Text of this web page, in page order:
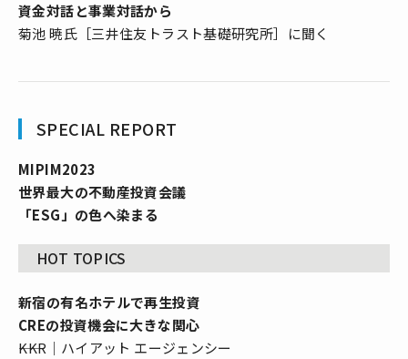
資金対話と事業対話から
菊池 暁氏［三井住友トラスト基礎研究所］に聞く
SPECIAL REPORT
MIPIM2023
世界最大の不動産投資会議
「ESG」の色へ染まる
HOT TOPICS
新宿の有名ホテルで再生投資
CREの投資機会に大きな関心
――KKR｜ハイアット エージェンシー